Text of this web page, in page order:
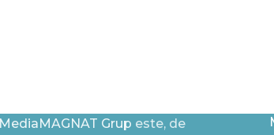
MediaMAGNAT Grup este, de